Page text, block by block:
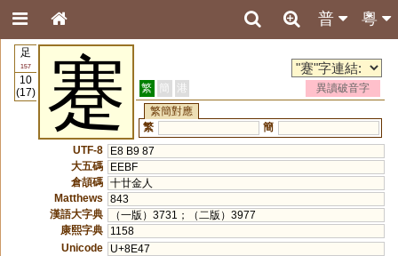
粵
普
足
157
10
(17)
蹇 繁 簡 港
異讀破音字
繁簡對應
繁
簡
UTF-8
E8 B9 87
大五碼
EEBF
倉頡碼 十廿金人
Matthews
843
漢語大字典
（一版）3731；（二版）3977
康熙字典
1158
Unicode
U+8E47